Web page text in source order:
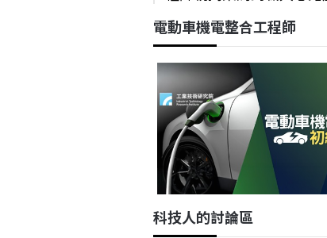
電動車機電整合工程師
科技人的討論區